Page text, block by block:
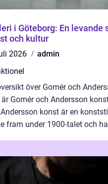
i Göteborg: En levande
och kultur
2026
admin
över Gomér och
Gomér och Andersson
konst är en
fram under 1900-talet och